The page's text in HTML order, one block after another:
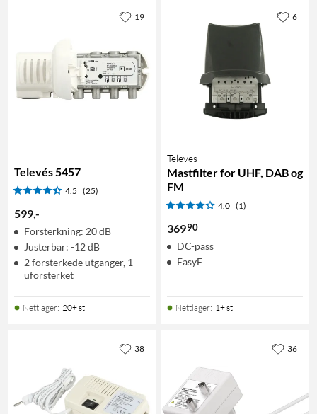
Televés 5457
4.5 (25)
599,-
Forsterkning: 20 dB
Justerbar: -12 dB
2 forsterkede utganger, 1
uforsterket
Nettlager: 20+ st
19
Televes
Mastfilter for UHF, DAB og
FM
4.0 (1)
36990
DC-pass
EasyF
Nettlager: 1+ st
6
38 36